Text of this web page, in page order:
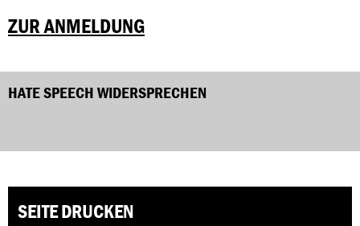
ZUR ANMELDUNG
HATE SPEECH WIDERSPRECHEN
SEITE DRUCKEN